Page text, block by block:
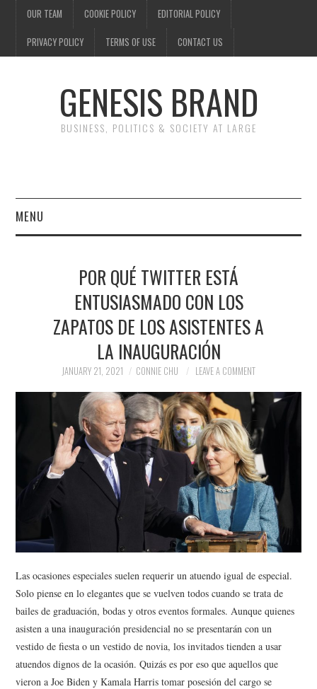
OUR TEAM COOKIE POLICY EDITORIAL POLICY
PRIVACY POLICY TERMS OF USE CONTACT US
GENESIS BRAND
BUSINESS, POLITICS & SOCIETY AT LARGE
MENU
NEWS
SOCIETY
SPORTS
TECHNOLOGY
POR QUÉ TWITTER ESTÁ
ENTUSIASMADO CON LOS
ZAPATOS DE LOS ASISTENTES A
LA INAUGURACIÓN
JANUARY 21, 2021 CONNIE CHU LEAVE A COMMENT
Las ocasiones especiales suelen requerir un atuendo igual de especial.
Solo piense en lo elegantes que se vuelven todos cuando se trata de
bailes de graduación, bodas y otros eventos formales. Aunque quienes
asisten a una inauguración presidencial no se presentarán con un
vestido de fiesta o un vestido de novia, los invitados tienden a usar
atuendos dignos de la ocasión. Quizás es por eso que aquellos que
vieron a Joe Biden y Kamala Harris tomar posesión del cargo se